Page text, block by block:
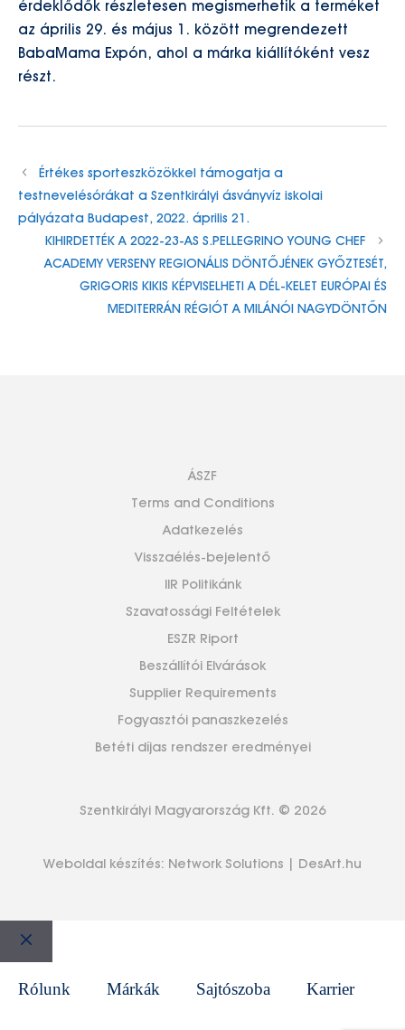
érdeklődők részletesen megismerhetik a terméket
az április 29. és május 1. között megrendezett
BabaMama Expón, ahol a márka kiállítóként vesz
részt.
Értékes sporteszközökkel támogatja a
testnevelésórákat a Szentkirályi ásványvíz iskolai
pályázata Budapest, 2022. április 21.
KIHIRDETTÉK A 2022-23-AS S.PELLEGRINO YOUNG CHEF
ACADEMY VERSENY REGIONÁLIS DÖNTŐJÉNEK GYŐZTESÉT,
GRIGORIS KIKIS KÉPVISELHETI A DÉL-KELET EURÓPAI ÉS
MEDITERRÁN RÉGIÓT A MILÁNÓI NAGYDÖNTŐN
ÁSZF
Terms and Conditions
Adatkezelés
Visszaélés-bejelentő
IIR Politikánk
Szavatossági Feltételek
ESZR Riport
Beszállítói Elvárások
Supplier Requirements
Fogyasztói panaszkezelés
Betéti díjas rendszer eredményei
Szentkirályi Magyarország Kft. © 2026
Weboldal készítés: Network Solutions DesArt.hu
Bezár
Rólunk Márkák Sajtószoba Karrier